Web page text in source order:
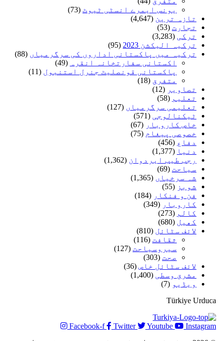
یونس ایمرے انسٹی ٹیوٹ (73)
تازہ ترین (4,647)
تجارت (53)
ترکی (3,283)
ترکیہ الیکشن 2023
(95)
ترکیہ میں پاکستانی اداروں کی سرگرمیاں (88)
اکستانی سفارتخانہ انقرہ
(49)
پاکستانی قونصلیٹ جنرل استنبول (11)
متفرق (18)
تصاویر (12)
تعلیم (58)
تعلیمی سرگرمیاں (127)
ٹیکنالوجی (571)
خاص کاروبار (67)
خصوصی پیغام (75)
دفاع (456)
دنیا (1,377)
رجب طیب ایردوان (1,362)
سیاحت (69)
شہ سرخیاں (1,365)
شوبز (55)
فن و فنکار (184)
کاروبار (349)
کالم (273)
کھیل (680)
لائف سٹائل (810)
ثقافت (116)
سیروسیاحت (127)
صحت (303)
لائف سٹائل خاص (36)
مشرق وسطی (1,400)
ویڈیو (7)
Türkiye Urduca
Facebook-f Twitter Youtube
Instagram